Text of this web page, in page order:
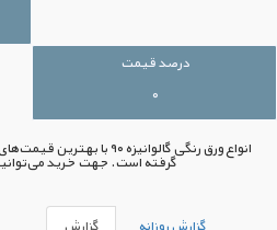
درصد قیمت
۰
انواع ورق رنگی گالوانیزه ۹۰
گرفته است. جهت خرید